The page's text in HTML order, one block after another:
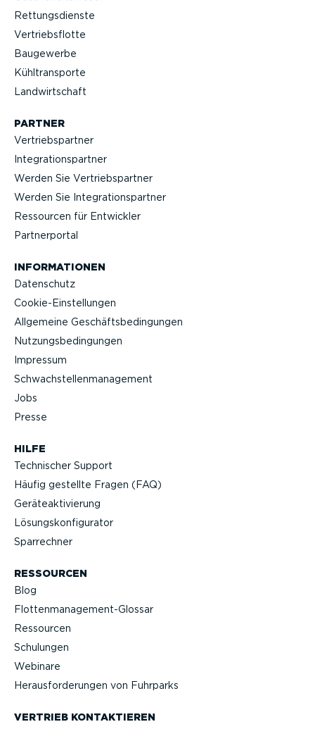
Rettungs­dienste
Vertriebs­flotte
Baugewerbe
Kühltrans­porte
Landwirt­schaft
VERTRIEB KONTAK­TIEREN
HILFE
Technischer Support
Häufig gestellte Fragen (FAQ)
Geräteak­ti­vierung
Lösungs­kon­fi­gu­rator
Sparrechner
RESSOURCEN
Blog
Flotten­management-Glossar
Ressourcen
Schulungen
Webinare
Heraus­for­de­rungen von Fuhrparks
PARTNER
Vertriebs­partner
Integra­ti­ons­partner
Werden Sie Vertriebs­partner
Werden Sie Integra­ti­ons­partner
Ressourcen für Entwickler
Partner­portal
INFOR­MA­TIONEN
Datenschutz
Cookie-Ein­stel­lungen
Allgemeine Geschäfts­be­din­gungen
Nutzungs­be­din­gungen
Impressum
Schwach­stel­len­ma­nagement
Jobs
Presse